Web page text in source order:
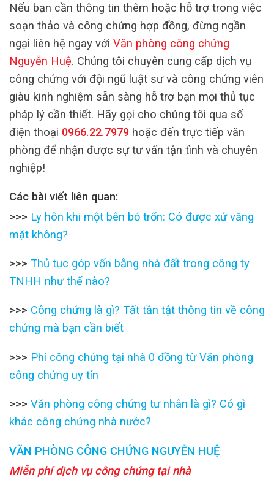
Nếu bạn cần thông tin thêm hoặc hỗ trợ trong việc
soạn thảo và công chứng hợp đồng, đừng ngần
ngại liên hệ ngay với Văn phòng công chứng
Nguyễn Huệ. Chúng tôi chuyên cung cấp dịch vụ
công chứng với đội ngũ luật sư và công chứng viên
giàu kinh nghiệm sẵn sàng hỗ trợ bạn mọi thủ tục
pháp lý cần thiết. Hãy gọi cho chúng tôi qua số
điện thoại 0966.22.7979 hoặc đến trực tiếp văn
phòng để nhận được sự tư vấn tận tình và chuyên
nghiệp!
Các bài viết liên quan:
>>> Ly hôn khi một bên bỏ trốn: Có được xử vắng
mặt không?
>>> Thủ tục góp vốn bằng nhà đất trong công ty
TNHH như thế nào?
>>> Công chứng là gì? Tất tần tật thông tin về công
chứng mà bạn cần biết
>>> Phí công chứng tại nhà 0 đồng từ Văn phòng
công chứng uy tín
>>> Văn phòng công chứng tư nhân là gì? Có gì
khác công chứng nhà nước?
VĂN PHÒNG CÔNG CHỨNG NGUYỄN HUỆ
Miễn phí dịch vụ công chứng tại nhà